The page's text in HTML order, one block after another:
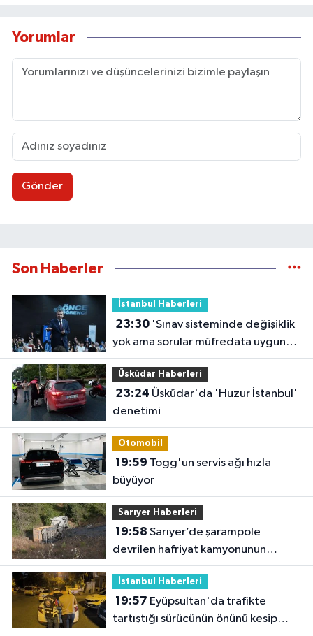
Yorumlar
Gönder
Son Haberler
İstanbul Haberleri
23:30'Sınav sisteminde değişiklik
yok ama sorular müfredata uygun
hale gelecek'
Üsküdar Haberleri
23:24
denetimi
Otomobil
19:59
büyüyor
Sarıyer Haberleri
19:58
devrilen hafriyat kamyonunun
şoförü yaralandı
İstanbul Haberleri
19:57
tartıştığı sürücünün önünü kesip